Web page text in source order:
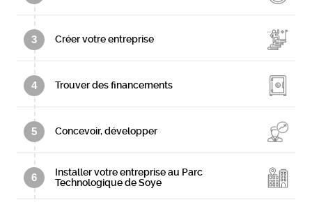
3 Créer votre entreprise
4 Trouver des financements
5 Concevoir, développer
6
Installer votre entreprise au Parc
Technologique de Soye